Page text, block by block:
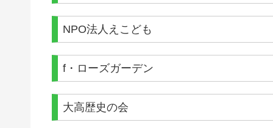
NPO法人えこども
f・ローズガーデン
大高歴史の会